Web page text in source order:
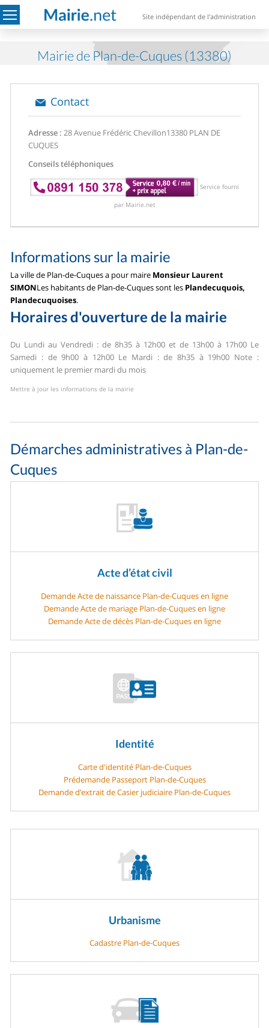
Site indépendant de l'administration
Mairie de Plan-de-Cuques (13380)
Contact
Adresse : 28 Avenue Frédéric Chevillon13380 PLAN DE
CUQUES
Conseils téléphoniques
Service fourni
par Mairie.net
Informations sur la mairie
La ville de Plan-de-Cuques a pour maire Monsieur Laurent
SIMONLes habitants de Plan-de-Cuques sont les Plandecuquois,
Plandecuquoises.
Horaires d'ouverture de la mairie
Du Lundi au Vendredi : de 8h35 à 12h00 et de 13h00 à 17h00Le
Samedi : de 9h00 à 12h00Le Mardi : de 8h35 à 19h00 Note :
uniquement le premier mardi du mois
Mettre à jour les informations de la mairie
Démarches administratives à Plan-de-
Cuques
Acte d’état civil
Demande Acte de naissance Plan-de-Cuques en ligne
Demande Acte de mariage Plan-de-Cuques en ligne
Demande Acte de décès Plan-de-Cuques en ligne
Identité
Carte d'identité Plan-de-Cuques
Prédemande Passeport Plan-de-Cuques
Demande d’extrait de Casier judiciaire Plan-de-Cuques
Urbanisme
Cadastre Plan-de-Cuques